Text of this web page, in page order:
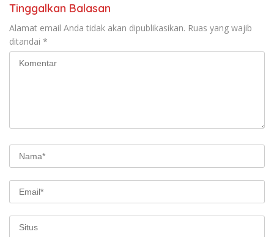
Tinggalkan Balasan
Alamat email Anda tidak akan dipublikasikan. Ruas yang wajib
ditandai *